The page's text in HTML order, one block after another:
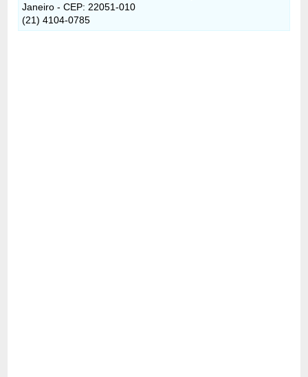
Janeiro - CEP: 22051-010
(21) 4104-0785